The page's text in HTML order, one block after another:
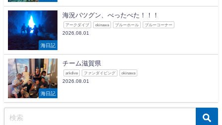
海日記
海況バツグン、べったべた！！！
アークダイブ okinawa ブルーホール ブルーコーナー
2026.08.01
海日記
チーム滋賀県
arkdive ファンダイビング okinawa
2026.08.01